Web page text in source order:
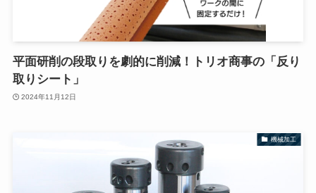
平面研削の段取りを劇的に削減！トリオ商事の「反り
取りシート」
2024年11月12日
機械加工